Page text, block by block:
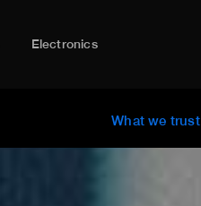
Electronics
What we trust